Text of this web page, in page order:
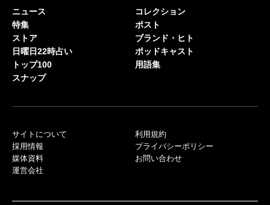
ニュース
特集
ストア
日曜日22時占い
トップ100
スナップ
コレクション
ポスト
ブランド・ヒト
ポッドキャスト
用語集
サイトについて
採用情報
媒体資料
運営会社
利用規約
プライバシーポリシー
お問い合わせ